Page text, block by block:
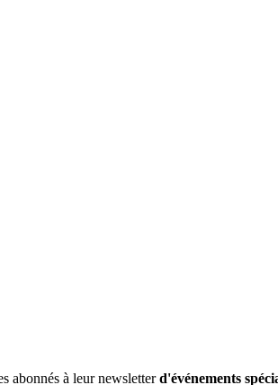
abonnés à leur newsletterd'événements